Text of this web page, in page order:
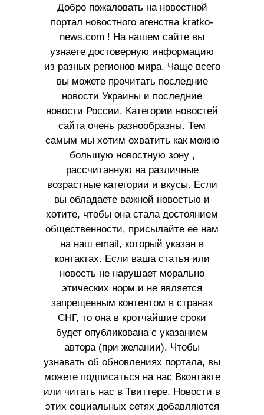
Добро пожаловать на новостной
портал новостного агенства kratko-
news.com ! На нашем сайте вы
узнаете достоверную информацию
из разных регионов мира. Чаще всего
вы можете прочитать последние
новости Украины и последние
новости России. Категории новостей
сайта очень разнообразны. Тем
самым мы хотим охватить как можно
большую новостную зону ,
рассчитанную на различные
возрастные категории и вкусы. Если
вы обладаете важной новостью и
хотите, чтобы она стала достоянием
общественности, присылайте ее нам
на наш email, который указан в
контактах. Если ваша статья или
новость не нарушает морально
этических норм и не является
запрещенным контентом в странах
СНГ, то она в кротчайшие сроки
будет опубликована с указанием
автора (при желании). Чтобы
узнавать об обновлениях портала, вы
можете подписаться на нас Вконтакте
или читать нас в Твиттере. Новости в
этих социальных сетях добавляются